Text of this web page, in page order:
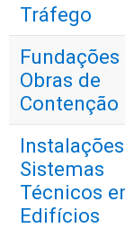
Tráfego
Fundações
Obras de
Contenção
Sistemas
Técnicos
Edifícios